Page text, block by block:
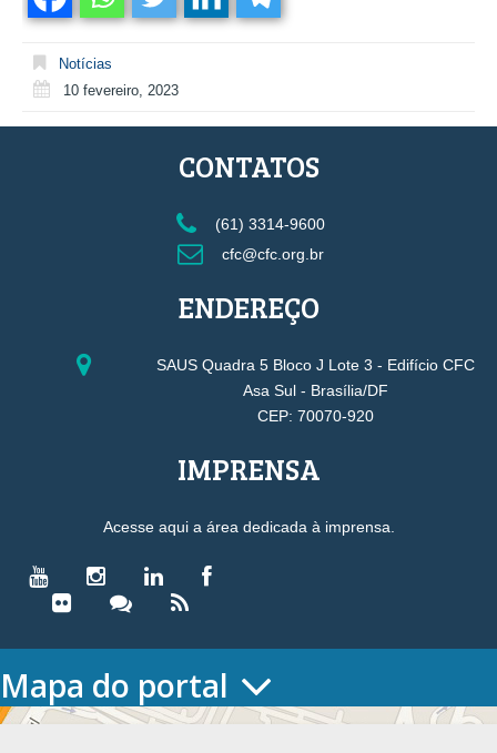
Notícias
10 fevereiro, 2023
CONTATOS
(61) 3314-9600
cfc@cfc.org.br
ENDEREÇO
SAUS Quadra 5 Bloco J Lote 3 - Edifício CFC
Asa Sul - Brasília/DF
CEP: 70070-920
IMPRENSA
Acesse aqui a área dedicada à imprensa.
Mapa do portal
HOME